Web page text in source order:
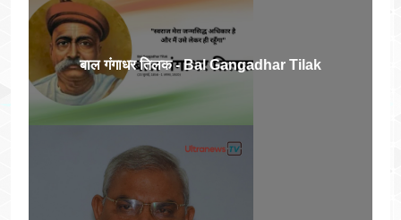
बाल गंगाधर तिलक - Bal Gangadhar Tilak